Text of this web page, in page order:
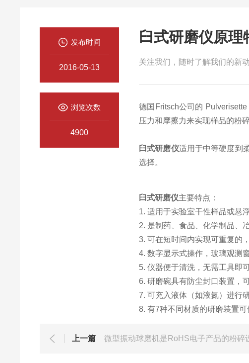
臼式研磨仪原理
关注我们，随时了解我们的新动
德国Fritsch公司的 Pulverisette
压力和摩擦力来实现样品的粉碎
臼式研磨仪适用于中等硬度到
选择。
臼式研磨仪主要特点：
1. 适用于实验室干性样品或悬
2. 是制药、食品、化学制品、
3. 可在短时间内实现可重复的
4. 数字显示式操作，玻璃观测
5. 仪器便于清洗，无需工具即
6. 研磨碗具有防尘封口装置，
7. 可充入液体（如液氮）进行研
8. 有7种不同材质的研磨装置
发布时间
2016-05-13
浏览次数
4900
上一篇 微型振动球磨机是RoHS电子产品的粉碎